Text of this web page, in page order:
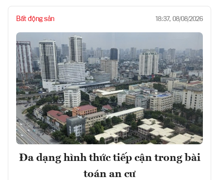
Bất động sản 18:37, 08/08/2026
Đa dạng hình thức tiếp cận trong bài
toán an cư